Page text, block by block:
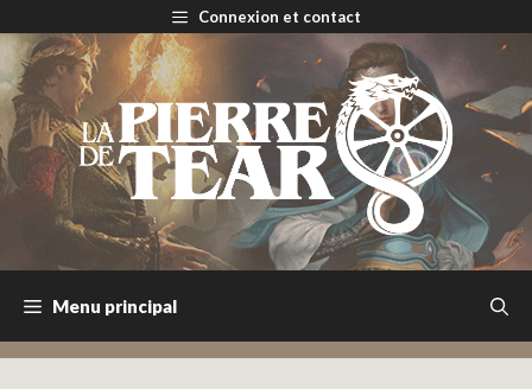
au
contenu
Connexion et contact
Menu principal